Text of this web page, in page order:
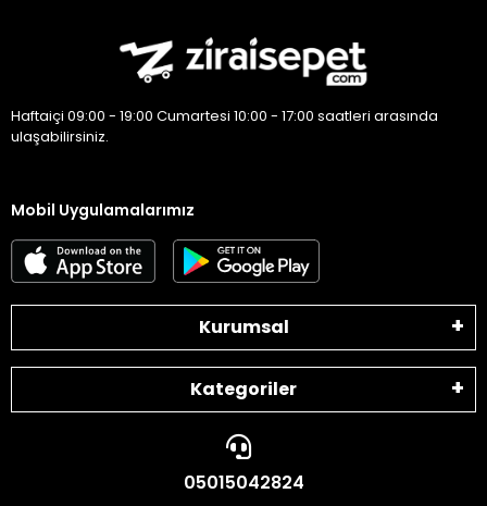
Haftaiçi 09:00 - 19:00 Cumartesi 10:00 - 17:00 saatleri arasında
ulaşabilirsiniz.
Mobil Uygulamalarımız
Kurumsal
Kategoriler
05015042824